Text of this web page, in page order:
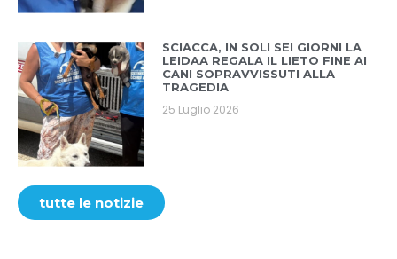
SCIACCA, IN SOLI SEI GIORNI LA
LEIDAA REGALA IL LIETO FINE AI
CANI SOPRAVVISSUTI ALLA
TRAGEDIA
25 Luglio 2026
tutte le notizie